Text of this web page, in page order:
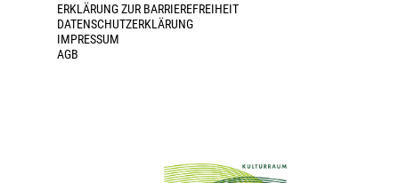
ERKLÄRUNG ZUR BARRIEREFREIHEIT
DATENSCHUTZERKLÄRUNG
IMPRESSUM
AGB